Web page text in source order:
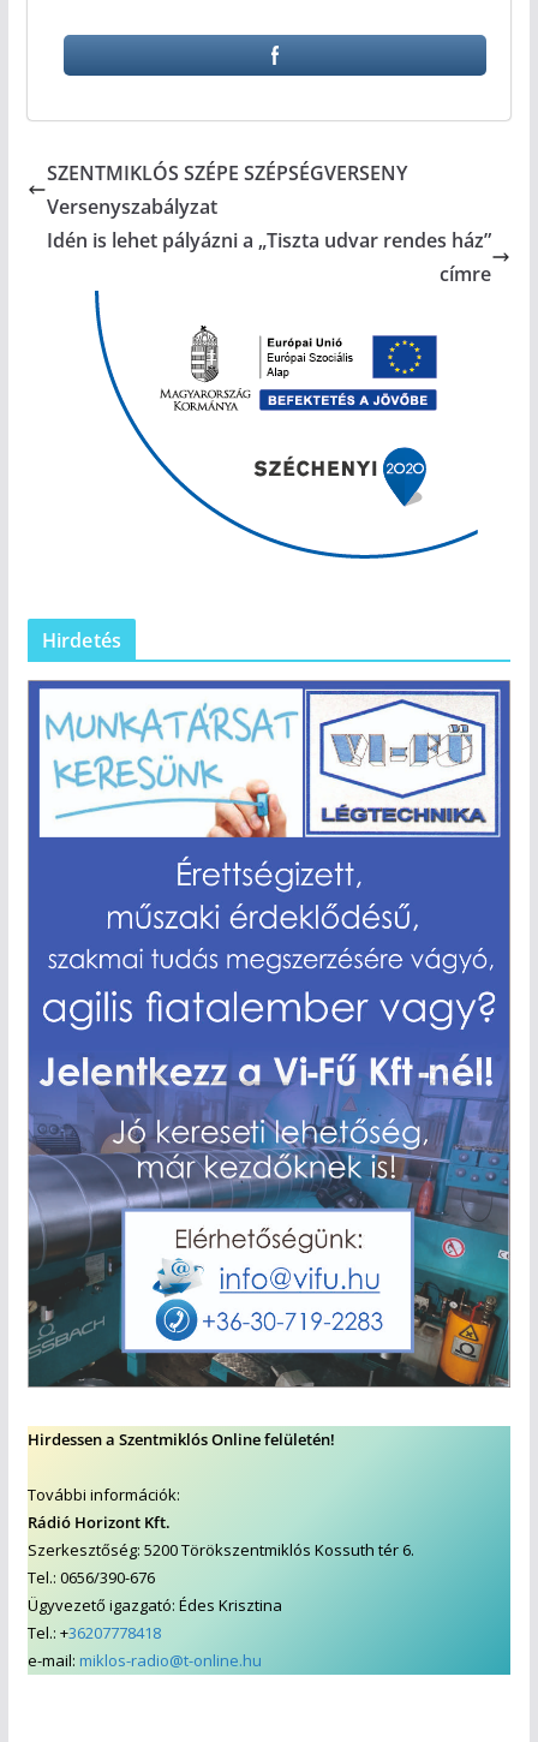
SZENTMIKLÓS SZÉPE SZÉPSÉGVERSENY
Versenyszabályzat
Idén is lehet pályázni a „Tiszta udvar rendes ház”
címre
Hirdetés
Hirdessen a Szentmiklós Online felületén!
További információk:
Rádió Horizont Kft.
Szerkesztőség: 5200 Törökszentmiklós Kossuth tér 6.
Tel.: 0656/390-676
Ügyvezető igazgató: Édes Krisztina
Tel.: +36207778418
e-mail: miklos-radio@t-online.hu